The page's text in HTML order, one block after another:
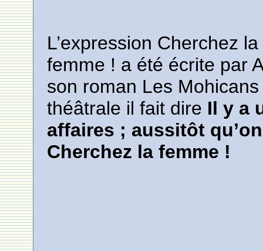
L’expression Cherchez
femme ! a été écrite par
son roman Les
théâtrale il fait dire Il y a
affaires ; aussitôt
Cherchez la femme !